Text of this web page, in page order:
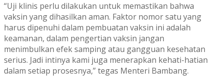
“Uji klinis perlu dilakukan untuk memastikan bahwa
vaksin yang dihasilkan aman. Faktor nomor satu yang
harus dipenuhi dalam pembuatan vaksin ini adalah
keamanan, dalam pengertian vaksin jangan
menimbulkan efek samping atau gangguan kesehatan
serius. Jadi intinya kami juga menerapkan kehati-hatian
dalam setiap prosesnya,” tegas Menteri Bambang.